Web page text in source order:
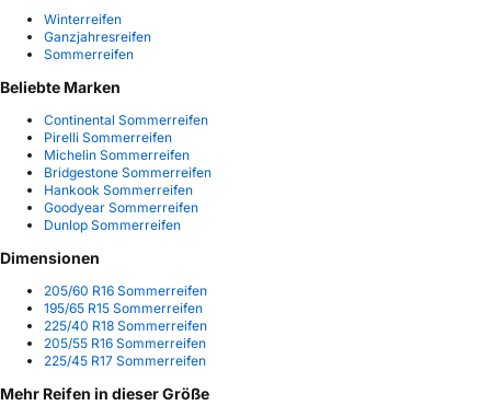
Winterreifen
Ganzjahresreifen
Sommerreifen
Beliebte Marken
Continental Sommerreifen
Pirelli Sommerreifen
Michelin Sommerreifen
Bridgestone Sommerreifen
Hankook Sommerreifen
Goodyear Sommerreifen
Dunlop Sommerreifen
Dimensionen
205/60 R16 Sommerreifen
195/65 R15 Sommerreifen
225/40 R18 Sommerreifen
205/55 R16 Sommerreifen
225/45 R17 Sommerreifen
Mehr Reifen in dieser Größe